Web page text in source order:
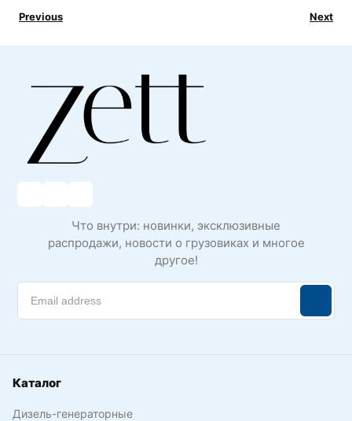
Previous Next
Что внутри: новинки, эксклюзивные
распродажи, новости о грузовиках и многое
другое!
Каталог
Дизель-генераторные